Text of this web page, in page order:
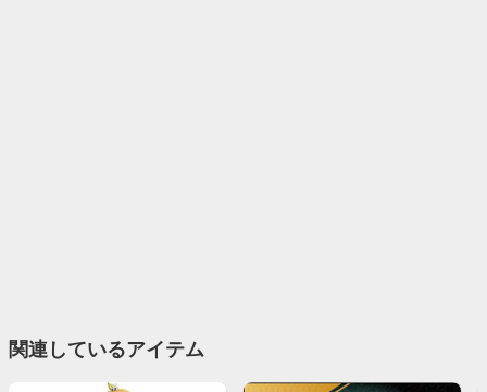
関連しているアイテム